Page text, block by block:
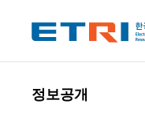
정보공개